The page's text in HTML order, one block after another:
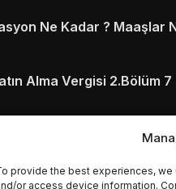
provide the best experiences,
or access device information.
Ne Kadar ? Maaşlar
Alma Vergisi 2.Bölüm
Aidatları ve Ödenmezse